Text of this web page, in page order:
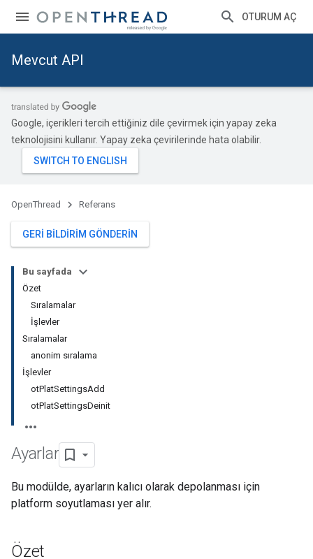
OTURUM AÇ
Mevcut API
Google, içerikleri tercih ettiğiniz dile çevirmek için yapay zeka
teknolojisini kullanır. Yapay zeka çevirilerinde hata olabilir.
OpenThread Referans
GERI BILDIRIM GÖNDERIN
Bu sayfada
Özet
Sıralamalar
İşlevler
Sıralamalar
anonim sıralama
İşlevler
otPlatSettingsAdd
otPlatSettingsDeinit
Ayarlar
Bu modülde, ayarların kalıcı olarak depolanması için
platform soyutlaması yer alır.
Özet